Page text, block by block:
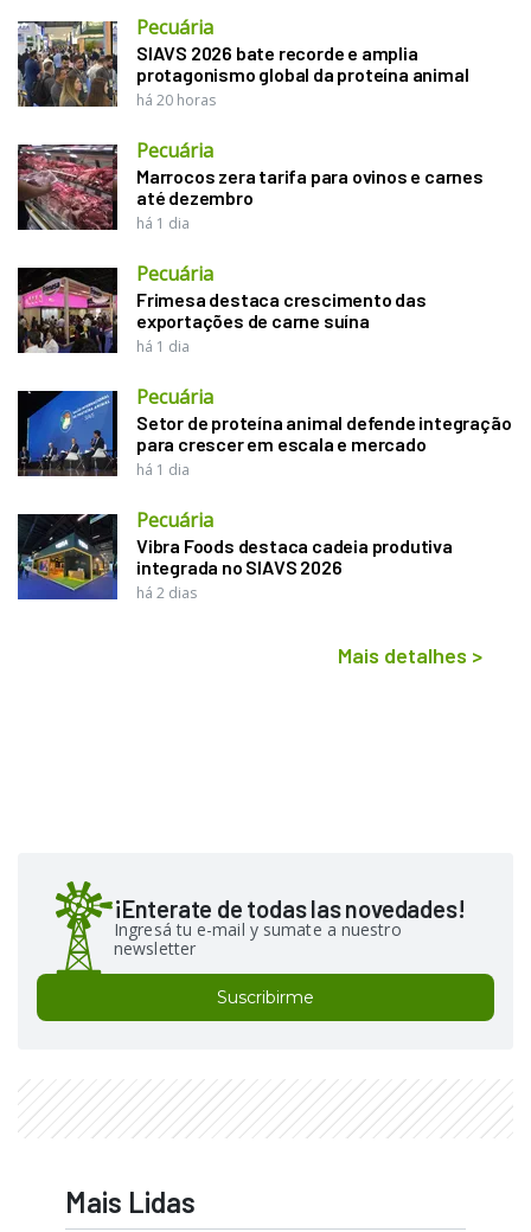
Pecuária
SIAVS 2026 bate recorde e amplia
protagonismo global da proteína animal
há 20 horas
Pecuária
Marrocos zera tarifa para ovinos e carnes
até dezembro
há 1 dia
Pecuária
Frimesa destaca crescimento das
exportações de carne suína
há 1 dia
Pecuária
Setor de proteína animal defende integração
para crescer em escala e mercado
há 1 dia
Pecuária
Vibra Foods destaca cadeia produtiva
integrada no SIAVS 2026
há 2 dias
Mais detalhes >
¡Enterate de todas las novedades!
Ingresá tu e-mail y sumate a nuestro
newsletter
Suscribirme
Mais Lidas